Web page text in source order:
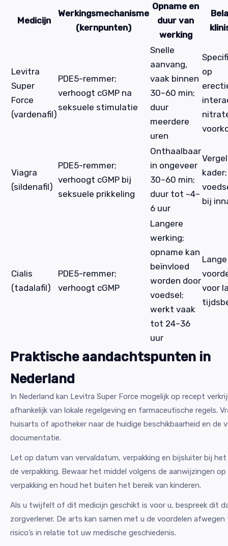
Medicijn
Werkingsmechanisme
(kernpunten)
Opname en
duur van
werking
Levitra
Super
Force
(vardenafil)
PDE5-remmer;
verhoogt cGMP na
seksuele stimulatie
Snelle
aanvang,
vaak binnen
30–60 min;
duur
meerdere
uren
op
Viagra
(sildenafil)
PDE5-remmer;
verhoogt cGMP bij
seksuele prikkeling
Onthaalbaar
in ongeveer
30–60 min;
duur tot ~4–
6 uur
bij
Cialis
(tadalafil)
PDE5-remmer;
verhoogt cGMP
Langere
werking;
opname kan
beïnvloed
worden door
voedsel;
werkt vaak
tot 24–36
uur
voor
Praktische aandachtspunten in
Nederland
In Nederland kan Levitra Super Force mogelijk op recept
afhankelijk van lokale regelgeving en farmaceutische regels.
huisarts of apotheker naar de huidige beschikbaarheid en de
documentatie.
Let op datum van vervaldatum, verpakking en bijsluiter bij
de verpakking. Bewaar het middel volgens de aanwijzingen op
verpakking en houd het buiten het bereik van kinderen.
Als u twijfelt of dit medicijn geschikt is voor u, bespreek dit
zorgverlener. De arts kan samen met u de voordelen afwegen
risico’s in relatie tot uw medische geschiedenis.